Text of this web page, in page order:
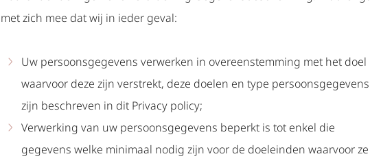
met zich mee dat wij in ieder geval:
Uw persoonsgegevens verwerken in overeenstemming met het doel
waarvoor deze zijn verstrekt, deze doelen en type persoonsgegevens
zijn beschreven in dit Privacy policy;
Verwerking van uw persoonsgegevens beperkt is tot enkel die
gegevens welke minimaal nodig zijn voor de doeleinden waarvoor ze